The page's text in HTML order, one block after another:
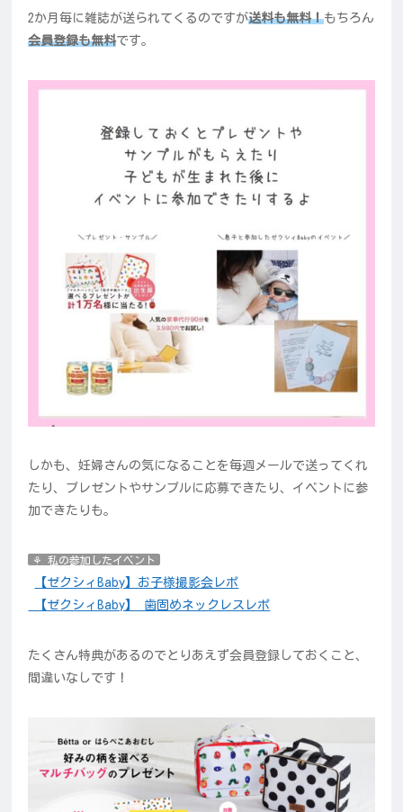
2か月毎に雑誌が送られてくるのですが送料も無料！もちろん
会員登録も無料です。
しかも、妊婦さんの気になることを毎週メールで送ってくれ
たり、プレゼントやサンプルに応募できたり、イベントに参
加できたりも。
⚘ 私の参加したイベント
【ゼクシィBaby】お子様撮影会レポ
【ゼクシィBaby】 歯固めネックレスレポ
たくさん特典があるのでとりあえず会員登録しておくこと、
間違いなしです！